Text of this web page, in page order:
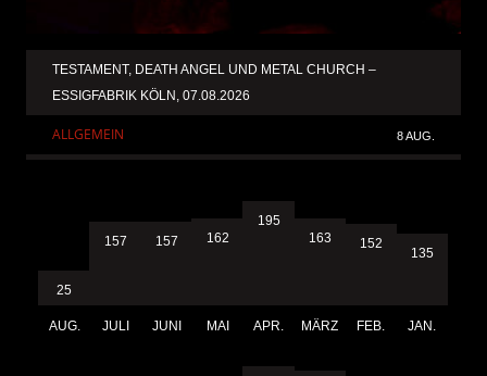
TESTAMENT, DEATH ANGEL UND METAL CHURCH –
ESSIGFABRIK KÖLN, 07.08.2026
ALLGEMEIN 8 AUG.
25
AUG.
157
JULI
157
JUNI
162
MAI
195
APR.
163
MÄRZ
152
FEB.
135
JAN.